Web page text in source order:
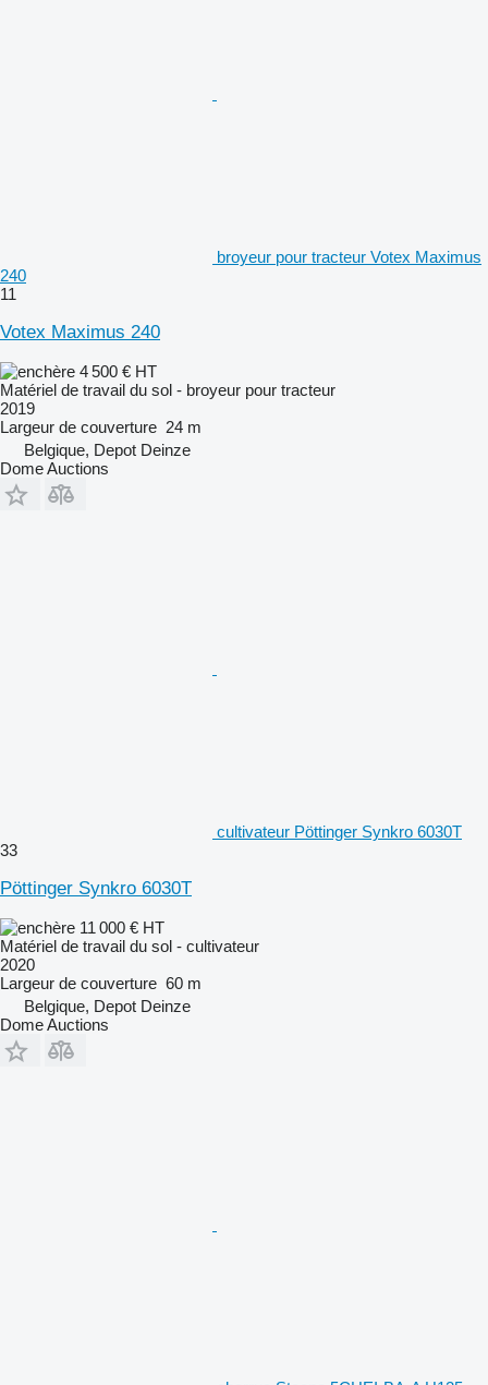
broyeur pour tracteur Votex Maximus
240
11
Votex Maximus 240
4 500 € HT
Matériel de travail du sol - broyeur pour tracteur
2019
Largeur de couverture 24 m
Belgique, Depot Deinze
Dome Auctions
cultivateur Pöttinger Synkro 6030T
33
Pöttinger Synkro 6030T
11 000 € HT
Matériel de travail du sol - cultivateur
2020
Largeur de couverture 60 m
Belgique, Depot Deinze
Dome Auctions